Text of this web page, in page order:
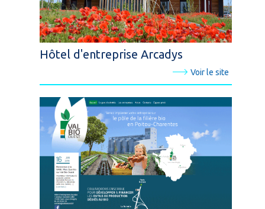
Hôtel d'entreprise Arcadys
Voir le site